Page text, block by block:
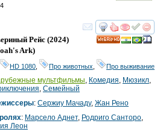
смотреть
Рейс (2024)
Ark)
HD 1080 Про животных Про выживание
мультфильмы Комедия Мюзикл
Семейный
: Сержиу Мачаду, Жан Рено
: Марсело Аднет, Родриго Санторо
Леон